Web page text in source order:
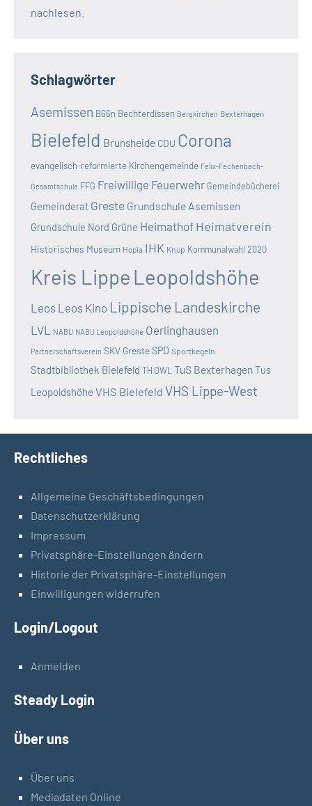
nachlesen.
Schlagwörter
Asemissen B66n Bechterdissen Bergkirchen Bexterhagen
Bielefeld Brunsheide CDU Corona
evangelisch-reformierte Kirchengemeinde Felix-Fechenbach-
Gesamtschule FFG Freiwillige Feuerwehr Gemeindebücherei
Gemeinderat Greste Grundschule Asemissen
Grundschule Nord Grüne Heimathof Heimatverein
Historisches Museum Hopla IHK Knup Kommunalwahl 2020
Kreis Lippe Leopoldshöhe
Leos Leos Kino Lippische Landeskirche
LVL NABU NABU Leopoldshöhe Oerlinghausen
Partnerschaftsverein SKV GresteSPD Sportkegeln
Stadtbibliothek Bielefeld TH OWL TuS BexterhagenTus
Leopoldshöhe VHS Bielefeld VHS Lippe-West
Rechtliches
Allgemeine Geschäftsbedingungen
Datenschutzerklärung
Impressum
Privatsphäre-Einstellungen ändern
Historie der Privatsphäre-Einstellungen
Einwilligungen widerrufen
Login/Logout
Anmelden
Steady Login
Über uns
Über uns
Mediadaten Online